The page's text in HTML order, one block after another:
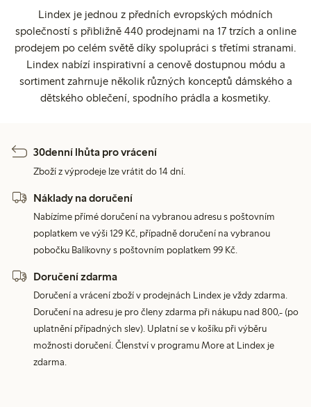
Lindex je jednou z předních evropských módních
společností s přibližně 440 prodejnami na 17 trzích a online
prodejem po celém světě díky spolupráci s třetími stranami.
Lindex nabízí inspirativní a cenově dostupnou módu a
sortiment zahrnuje několik různých konceptů dámského a
dětského oblečení, spodního prádla a kosmetiky.
30denní lhůta pro vrácení
Zboží z výprodeje lze vrátit do 14 dní.
Náklady na doručení
Nabízíme přímé doručení na vybranou adresu s poštovním
poplatkem ve výši 129 Kč, případně doručení na vybranou
pobočku Balíkovny s poštovním poplatkem 99 Kč.
Doručení zdarma
Doručení a vrácení zboží v prodejnách Lindex je vždy zdarma.
Doručení na adresu je pro členy zdarma při nákupu nad 800,- (po
uplatnění případných slev). Uplatní se v košíku při výběru
možnosti doručení. Členství v programu More at Lindex je
zdarma.